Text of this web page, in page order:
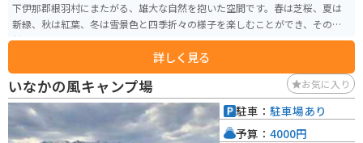
下伊那郡根羽村にまたがる、雄大な自然を抱いた空間です。春は芝桜、夏は
新緑、秋は紅葉、冬は雪景色と四季折々の様子を楽しむことができ、その自
然の中でさまざまなレジャーやスポーツも楽しめます。
詳しく見る
いなかの風キャンプ場 お気に入り
駐車： 駐車場あり
予算： 4000円